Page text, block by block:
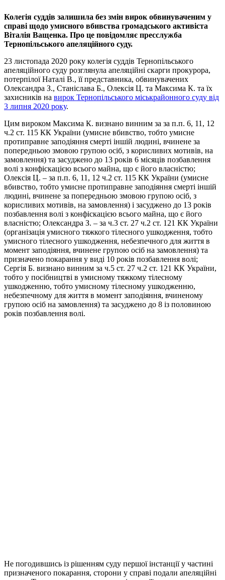
Колегія суддів залишила без змін вирок обвинуваченим у
справі щодо умисного вбивства громадського активіста
Віталія Ващенка. Про це повідомляє пресслужба
Тернопільського апеляційного суду.
23 листопада 2020 року колегія суддів Тернопільського
апеляційного суду розглянула апеляційні скарги прокурора,
потерпілої Наталі В., її представника, обвинувачених
Олександра З., Станіслава Б., Олексія Ц. та Максима К. та їх
захисників на вирок Тернопільського міськрайонного суду від
3 липня 2020 року.
Цим вироком Максима К. визнано винним за за п.п. 6, 11, 12
ч.2 ст. 115 КК України (умисне вбивство, тобто умисне
протиправне заподіяння смерті іншій людині, вчинене за
попередньою змовою групою осіб, з корисливих мотивів, на
замовлення) та засуджено до 13 років 6 місяців позбавлення
волі з конфіскацією всього майна, що є його власністю;
Олексія Ц. – за п.п. 6, 11, 12 ч.2 ст. 115 КК України (умисне
вбивство, тобто умисне протиправне заподіяння смерті іншій
людині, вчинене за попередньою змовою групою осіб, з
корисливих мотивів, на замовлення) і засуджено до 13 років
позбавлення волі з конфіскацією всього майна, що є його
власністю; Олександра З. – за ч.3 ст. 27 ч.2 ст. 121 КК України
(організація умисного тяжкого тілесного ушкодження, тобто
умисного тілесного ушкодження, небезпечного для життя в
момент заподіяння, вчинене групою осіб на замовлення) та
призначено покарання у виді 10 років позбавлення волі;
Сергія Б. визнано винним за ч.5 ст. 27 ч.2 ст. 121 КК України,
тобто у посібництві в умисному тяжкому тілесному
ушкодженню, тобто умисному тілесному ушкодженню,
небезпечному для життя в момент заподіяння, вчиненому
групою осіб на замовлення) та засуджено до 8 із половиною
років позбавлення волі.
Не погодившись із рішенням суду першої інстанції у частині
призначеного покарання, сторони у справі подали апеляційні